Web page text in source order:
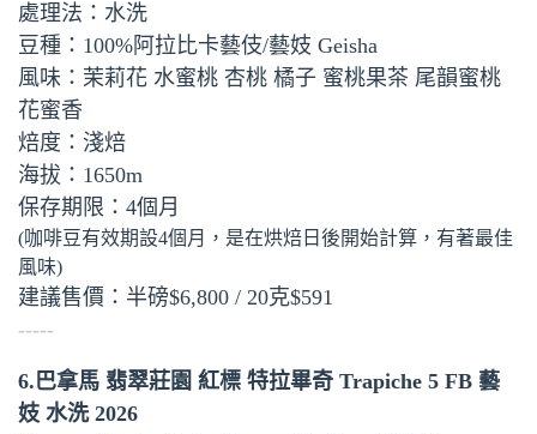
處理法：水洗
豆種：100%阿拉比卡藝伎/藝妓 Geisha
風味：茉莉花 水蜜桃 杏桃 橘子 蜜桃果茶 尾韻蜜桃
花蜜香
焙度：淺焙
海拔：1650m
保存期限：4個月
(咖啡豆有效期設4個月，是在烘焙日後開始計算，有著最佳
風味)
建議售價：半磅$6,800 / 20克$591
-----
6.巴拿馬 翡翠莊園 紅標 特拉畢奇 Trapiche 5 FB 藝
妓 水洗 2026